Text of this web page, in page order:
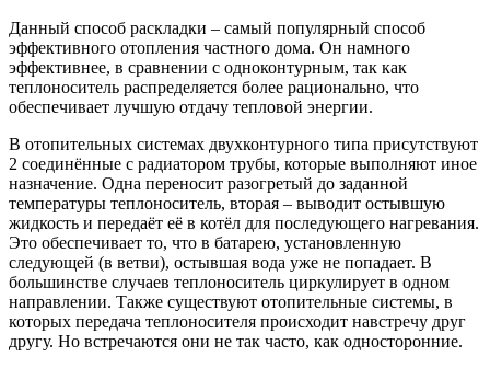
Данный способ раскладки – самый популярный способ
эффективного отопления частного дома. Он намного
эффективнее, в сравнении с одноконтурным, так как
теплоноситель распределяется более рационально, что
обеспечивает лучшую отдачу тепловой энергии.
В отопительных системах двухконтурного типа присутствуют
2 соединённые с радиатором трубы, которые выполняют иное
назначение. Одна переносит разогретый до заданной
температуры теплоноситель, вторая – выводит остывшую
жидкость и передаёт её в котёл для последующего нагревания.
Это обеспечивает то, что в батарею, установленную
следующей (в ветви), остывшая вода уже не попадает. В
большинстве случаев теплоноситель циркулирует в одном
направлении. Также существуют отопительные системы, в
которых передача теплоносителя происходит навстречу друг
другу. Но встречаются они не так часто, как односторонние.